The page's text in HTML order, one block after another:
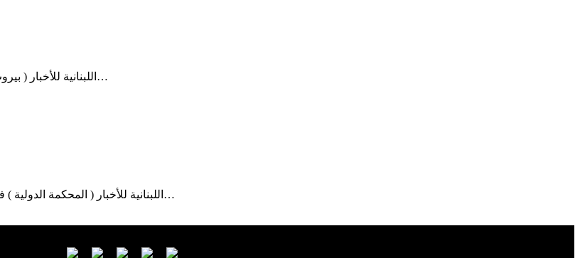
اللبنانية للأخبار ( بيروت – اليرزة ) استقبل الرئيس ميشال سليمان اليوم في دارته في اليرزة سفير خادم…
اللبنانية للأخبار ( المحكمة الدولية ) في 7 أغسطس/آب المقبل، ستُصدر غرفة الدرجة الأولى في المحكمة الخاصة بلبنان…